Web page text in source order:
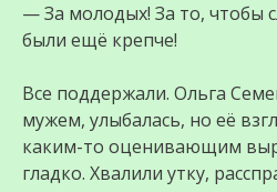
— За молодых! За то, чтобы
были ещё крепче!
Все поддержали. Ольга
мужем, улыбалась, но её
каким-то оценивающим
гладко. Хвалили утку,